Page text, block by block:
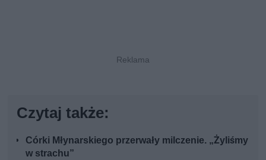
Czytaj także:
Córki Młynarskiego przerwały milczenie. „Żyliśmy
w strachu”